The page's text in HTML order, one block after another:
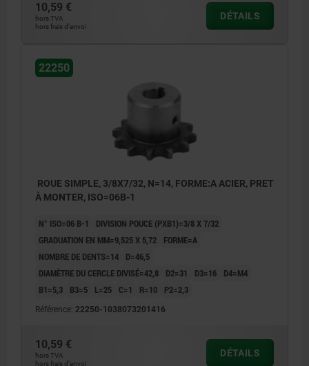
10,59 €
hors TVA
hors frais d’envoi
DÉTAILS
22250
ROUE SIMPLE, 3/8X7/32, N=14, FORME:A ACIER, PRET
À MONTER, ISO=06B-1
N° ISO=06 B-1
DIVISION POUCE (PXB1)=3/8 X 7/32
GRADUATION EN MM=9,525 X 5,72
FORME=A
NOMBRE DE DENTS=14
D=46,5
DIAMÈTRE DU CERCLE DIVISÉ=42,8
D2=31 D3=16
D4=M4
B1=5,3
B3=5 L=25 C=1 R=10 P2=2,3
Référence: 22250-1038073201416
10,59 €
hors TVA
hors frais d’envoi
DÉTAILS